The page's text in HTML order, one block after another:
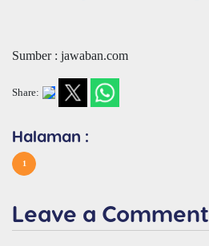
Sumber : jawaban.com
Share:
Halaman :
1
Leave a Comment